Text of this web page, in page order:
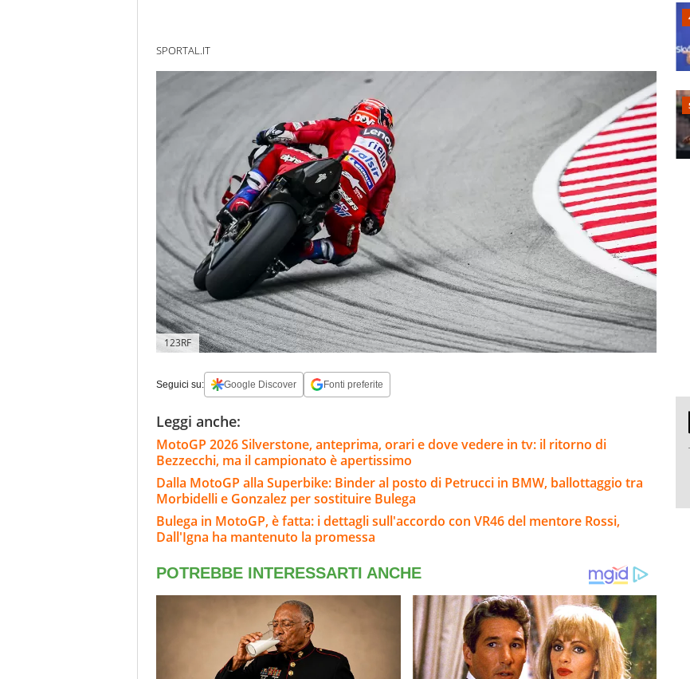
SPORTAL.IT
123RF
Seguici su: Google Discover Fonti preferite
Leggi anche:
MotoGP 2026 Silverstone, anteprima, orari e dove vedere in tv: il ritorno di
Bezzecchi, ma il campionato è apertissimo
Dalla MotoGP alla Superbike: Binder al posto di Petrucci in BMW, ballottaggio tra
Morbidelli e Gonzalez per sostituire Bulega
Bulega in MotoGP, è fatta: i dettagli sull'accordo con VR46 del mentore Rossi,
Dall'Igna ha mantenuto la promessa